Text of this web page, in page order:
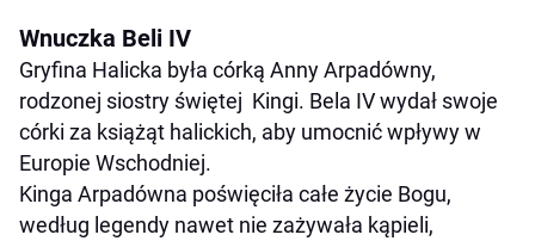
Wnuczka Beli IV
Gryfina Halicka była córką Anny Arpadówny,
rodzonej siostry świętej Kingi. Bela IV wydał swoje
córki za książąt halickich, aby umocnić wpływy w
Europie Wschodniej.
Kinga Arpadówna poświęciła całe życie Bogu,
według legendy nawet nie zażywała kąpieli,